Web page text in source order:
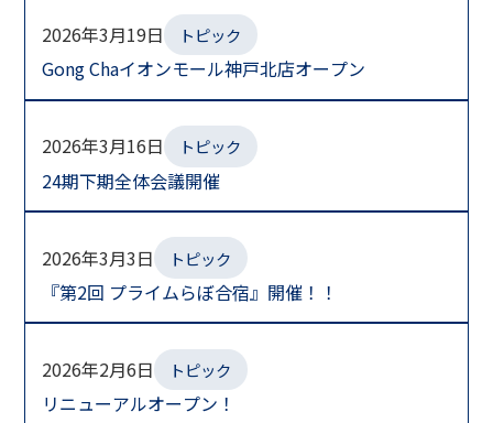
2026年3月19日
トピック
Gong Chaイオンモール神戸北店オープン
2026年3月16日 トピック
24期下期全体会議開催
2026年3月3日 トピック
『第2回 プライムらぼ合宿』開催！！
2026年2月6日 トピック
リニューアルオープン！